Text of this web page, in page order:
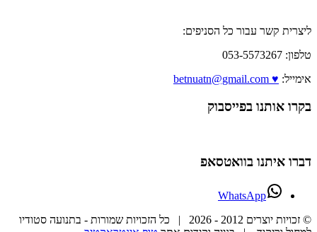
ליצרית קשר עבור כל הסניפים:
טלפון: 053-5573267
אימייל: ♥ betnuatn@gmail.com
בקרו אותנו בפייסבוק
דברו איתנו בוואטסאפ
WhatsApp
© זכויות יוצרים 2012 -
2026 | כל הזכויות שמורות - בתנועה סטודיו